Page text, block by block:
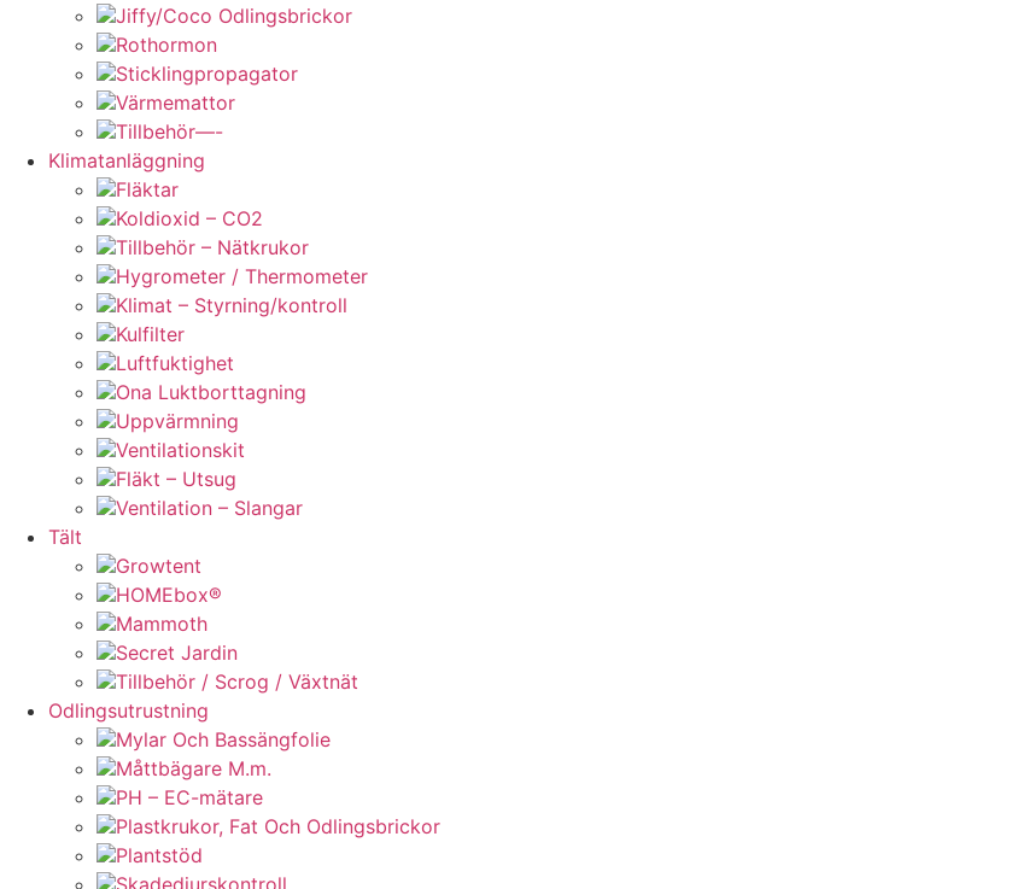
Jiffy/Coco Odlingsbrickor
Rothormon
Sticklingpropagator
Värmemattor
Tillbehör—-
Klimatanläggning
Fläktar
Koldioxid – CO2
Tillbehör – Nätkrukor
Hygrometer / Thermometer
Klimat – Styrning/kontroll
Kulfilter
Luftfuktighet
Ona Luktborttagning
Uppvärmning
Ventilationskit
Fläkt – Utsug
Ventilation – Slangar
Tält
Growtent
HOMEbox®
Mammoth
Secret Jardin
Tillbehör / Scrog / Växtnät
Odlingsutrustning
Mylar Och Bassängfolie
Måttbägare M.m.
PH – EC-mätare
Plastkrukor, Fat Och Odlingsbrickor
Plantstöd
Skadedjurskontroll